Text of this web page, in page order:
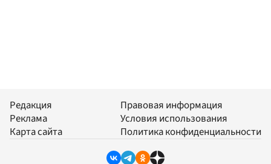
Редакция
Реклама
Карта сайта
Правовая информация
Условия использования
Политика конфиденциальности